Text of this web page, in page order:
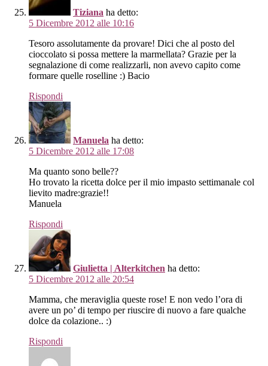
Tiziana ha detto:
5 Dicembre 2012 alle 10:16
Tesoro assolutamente da provare! Dici che al posto del
cioccolato si possa mettere la marmellata? Grazie per la
segnalazione di come realizzarli, non avevo capito come
formare quelle roselline :) Bacio
Rispondi
Manuela ha detto:
5 Dicembre 2012 alle 17:08
Ma quanto sono belle??
Ho trovato la ricetta dolce per il mio impasto settimanale col
lievito madre:grazie!!
Manuela
Rispondi
Giulietta | Alterkitchen ha detto:
5 Dicembre 2012 alle 20:54
Mamma, che meraviglia queste rose! E non vedo l’ora di
avere un po’ di tempo per riuscire di nuovo a fare qualche
dolce da colazione.. :)
Rispondi